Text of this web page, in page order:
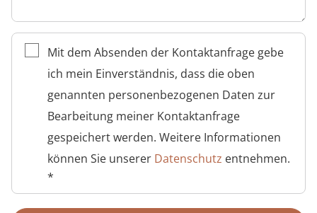
Mit dem Absenden der Kontaktanfrage gebe
ich mein Einverständnis, dass die oben
genannten personenbezogenen Daten zur
Bearbeitung meiner Kontaktanfrage
gespeichert werden. Weitere Informationen
können Sie unserer Datenschutz entnehmen.
*